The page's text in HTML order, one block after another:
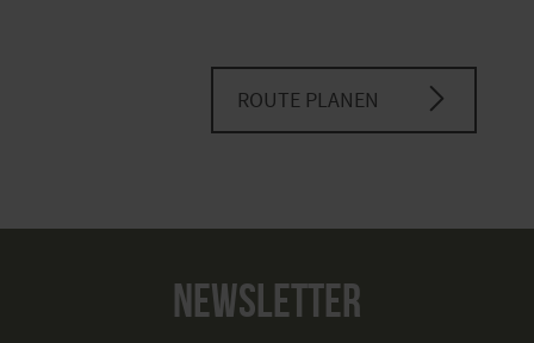
ROUTE PLANEN
NEWSLETTER